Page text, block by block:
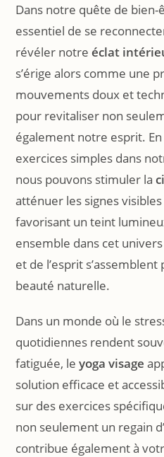
Dans notre quête de
essentiel de se
révéler notreéclat
s’érige alors comme une
mouvements doux et
pour revitaliser non
également notre esprit.
exercices simples dans
nous pouvons stimuler la
atténuer les signes
favorisant un teint
ensemble dans cet
et de l’esprit
beauté naturelle.
Dans un monde où le
quotidiennes rendent
fatiguée, leyoga visage
solution efficace et
sur des exercices
non seulement un regain
contribue également à